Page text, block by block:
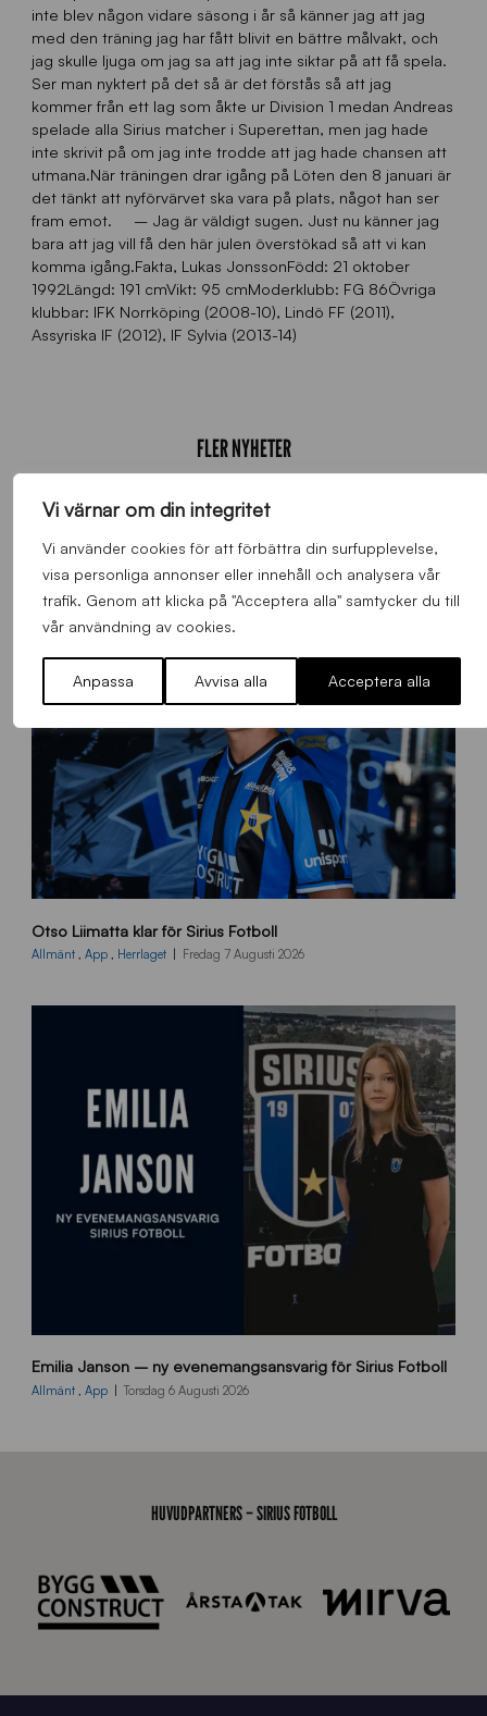
Vi värnar om din integritet
Vi använder cookies för att förbättra din surfupplevelse,
visa personliga annonser eller innehåll och analysera vår
trafik. Genom att klicka på "Acceptera alla" samtycker du till
vår användning av cookies.
Anpassa Avvisa alla Acceptera alla
inte blev någon vidare säsong i år så känner jag att jag
med den träning jag har fått blivit en bättre målvakt, och
jag skulle ljuga om jag sa att jag inte siktar på att få spela.
Ser man nyktert på det så är det förstås så att jag
kommer från ett lag som åkte ur Division 1 medan Andreas
spelade alla Sirius matcher i Superettan, men jag hade
inte skrivit på om jag inte trodde att jag hade chansen att
utmana.När träningen drar igång på Löten den 8 januari är
det tänkt att nyförvärvet ska vara på plats, något han ser
fram emot. – Jag är väldigt sugen. Just nu känner jag
bara att jag vill få den här julen överstökad så att vi kan
komma igång.Fakta, Lukas JonssonFödd: 21 oktober
1992Längd: 191 cmVikt: 95 cmModerklubb: FG 86Övriga
klubbar: IFK Norrköping (2008-10), Lindö FF (2011),
Assyriska IF (2012), IF Sylvia (2013-14)
FLER NYHETER
Alla nyheter
L
_
Otso Liimatta klar för Sirius Fotboll
Allmänt , App , Herrlaget Fredag 7 Augusti 2026
0
0
Emilia Janson – ny evenemangsansvarig för Sirius Fotboll
Allmänt App Torsdag 6 Augusti 2026
HUVUDPARTNERS – SIRIUS FOTBOLL